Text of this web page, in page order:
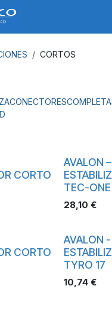
CORTOS
CONECTORES
CORTO
AVALON –
TEC-ONE
28,10 €
CORTO
AVALON -
TYRO 17
10,74€